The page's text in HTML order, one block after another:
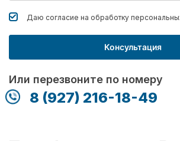
Даю согласие на обработку
Консультация
Или перезвоните по номеру
8 (927) 216-18-49